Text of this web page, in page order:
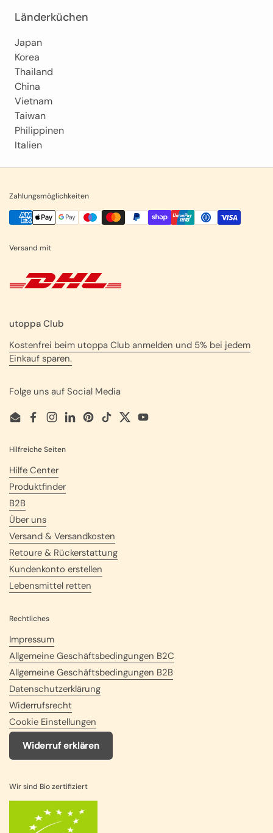
Länderküchen
Japan
Korea
Thailand
China
Vietnam
Taiwan
Philippinen
Italien
Zahlungsmöglichkeiten
Versand mit
utoppa Club
Kostenfrei beim utoppa Club anmelden und 5% bei jedem
Einkauf sparen.
Folge uns auf Social Media
EmailFacebook
Instagram
LinkedInPinterest
TikTokTwitterYouTube
Hilfreiche Seiten
Hilfe Center
Produktfinder
B2B
Über uns
Versand & Versandkosten
Retoure & Rückerstattung
Kundenkonto erstellen
Lebensmittel retten
Rechtliches
Impressum
Allgemeine Geschäftsbedingungen B2C
Allgemeine Geschäftsbedingungen B2B
Datenschutzerklärung
Widerrufsrecht
Cookie Einstellungen
Widerruf erklären
Wir sind Bio zertifiziert